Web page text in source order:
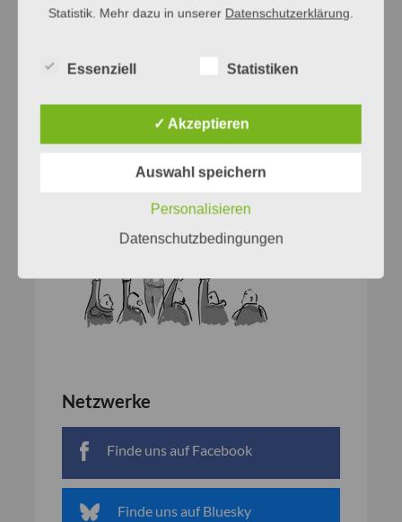
Netzwerke
Finde uns auf Facebook
Finde uns auf Bluesky
Statistik. Mehr dazu in unserer Datenschutzerklärung
Essenziell Statistiken
✓ Akzeptieren
Auswahl speichern
Personalisieren
Datenschutzbedingungen